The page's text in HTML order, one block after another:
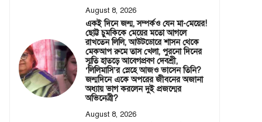
August 8, 2026
একই দিনে জন্ম, সম্পর্কও যেন মা-মেয়ের!
ছোট্ট চুমকিকে মেয়ের মতো আগলে
রাখতেন লিলি, আউটডোরে শাসন থেকে
মেকআপ রুমে তাস খেলা, পুরনো দিনের
স্মৃতি হাতড়ে আবেগপ্রবণ দেবশ্রী,
‘লিলিমাসি’র স্নেহে আজও ভাসেন তিনি?
জন্মদিনে একে অপরের জীবনের অজানা
অধ্যায় ভাগ করলেন দুই প্রজন্মের
অভিনেত্রী?
August 8, 2026